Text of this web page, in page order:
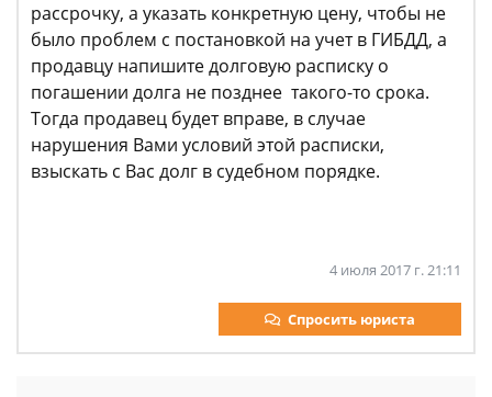
рассрочку, а указать конкретную цену, чтобы не
было проблем с постановкой на учет в ГИБДД, а
продавцу напишите долговую расписку о
погашении долга не позднее такого-то срока.
Тогда продавец будет вправе, в случае
нарушения Вами условий этой расписки,
взыскать с Вас долг в судебном порядке.​
4 июля 2017 г. 21:11
Спросить юриста